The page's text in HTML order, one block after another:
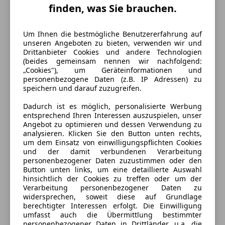
Energieverbrauch
Kraftstoff
Benzin
Kraftstoffverbrauch
6,60l/100 km (komb.)
CO₂-Emissionen
150 g/km (komb.)
Ausstattung
finden, was Sie brauchen.
Um Ihnen die bestmögliche Benutzererfahrung auf
unseren Angeboten zu bieten, verwenden wir und
Drittanbieter Cookies und andere Technologien
(beides gemeinsam nennen wir nachfolgend:
„Cookies"), um Geräteinformationen und
personenbezogene Daten (z.B. IP Adressen) zu
speichern und darauf zuzugreifen.
Dadurch ist es möglich, personalisierte Werbung
entsprechend Ihren Interessen auszuspielen, unser
Angebot zu optimieren und dessen Verwendung zu
analysieren. Klicken Sie den Button unten rechts,
um dem Einsatz von einwilligungspflichten Cookies
und der damit verbundenen Verarbeitung
personenbezogener Daten zuzustimmen oder den
Button unten links, um eine detaillierte Auswahl
hinsichtlich der Cookies zu treffen oder um der
Verarbeitung personenbezogener Daten zu
widersprechen, soweit diese auf Grundlage
berechtigter Interessen erfolgt. Die Einwilligung
umfasst auch die Übermittlung bestimmter